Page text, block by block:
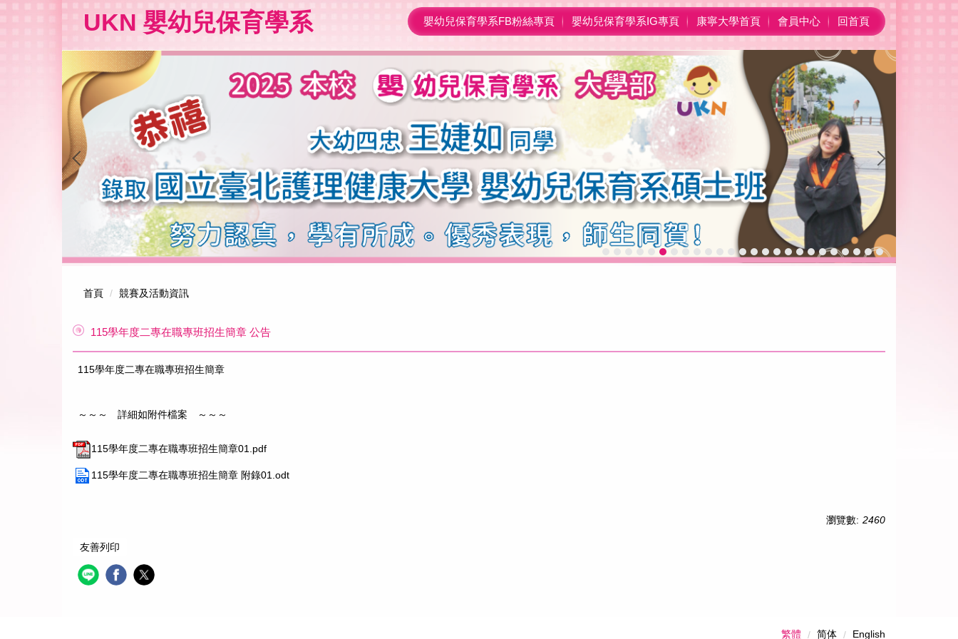
UKN 嬰幼兒保育學系 嬰幼兒保育學系FB粉絲專頁 嬰幼兒保育學系IG專頁 康寧大學首頁 會員中心 回首頁
首頁 競賽及活動資訊
115學年度二專在職專班招生簡章 公告
115學年度二專在職專班招生簡章
～～～ 詳細如附件檔案 ～～～
115學年度二專在職專班招生簡章01.pdf
115學年度二專在職專班招生簡章 附錄01.odt
瀏覽數: 2460
友善列印
繁體 简体 English